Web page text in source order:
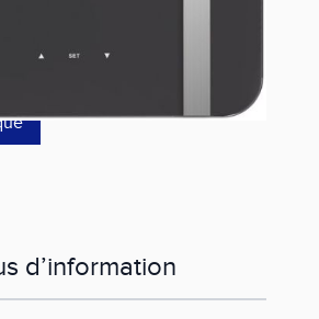
d’information